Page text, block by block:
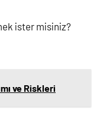
ister misiniz?
ve Riskleri